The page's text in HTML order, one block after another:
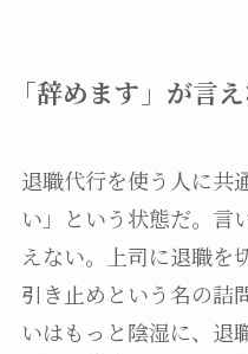
「辞めます」が言
退職代行を使う人に共
い」という状態だ。言
えない。上司に退職を
引き止めという名の詰
いはもっと陰湿に、退